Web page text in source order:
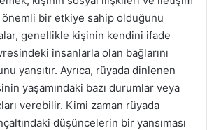
bir etkiye sahip olduğunu
genellikle kişinin kendini ifade
insanlarla olan bağlarını
yansıtır. Ayrıca, rüyada dinlenen
yaşamındaki bazı durumlar veya
verebilir. Kimi zaman rüyada
düşüncelerin bir yansıması